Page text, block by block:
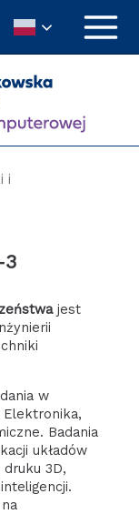
i
3
jest
w
Badania
układów
3D,